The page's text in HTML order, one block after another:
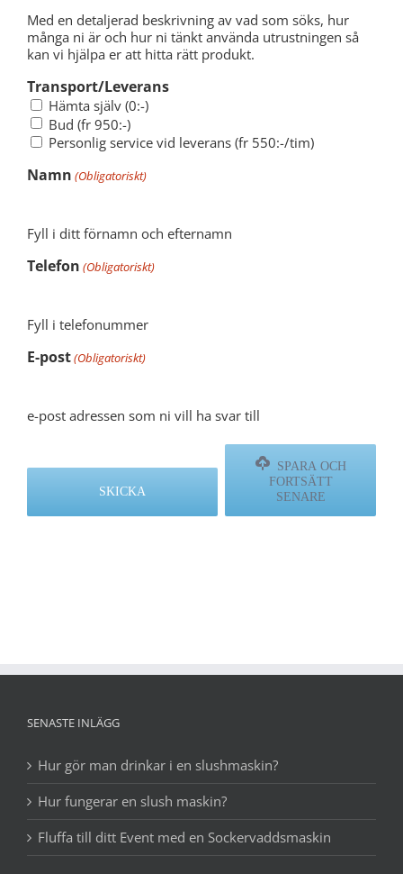
Med en detaljerad beskrivning av vad som söks, hur
många ni är och hur ni tänkt använda utrustningen så
kan vi hjälpa er att hitta rätt produkt.
Transport/Leverans
Hämta själv (0:-)
Bud (fr 950:-)
Personlig service vid leverans (fr 550:-/tim)
Namn (Obligatoriskt)
Fyll i ditt förnamn och efternamn
Telefon (Obligatoriskt)
Fyll i telefonummer
E-post(Obligatoriskt)
e-post adressen som ni vill ha svar till
SPARA OCH
FORTSÄTT
SENARE
SENASTE INLÄGG
Hur gör man drinkar i en slushmaskin?
Hur fungerar en slush maskin?
Fluffa till ditt Event med en Sockervaddsmaskin